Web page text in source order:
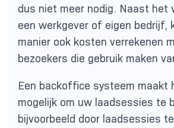
dus niet meer nodig. Naast het
een werkgever of eigen bedrijf,
manier ook kosten verrekenen
bezoekers die gebruik maken
Een backoffice systeem maakt
mogelijk om uw laadsessies te
bijvoorbeeld door laadsessies